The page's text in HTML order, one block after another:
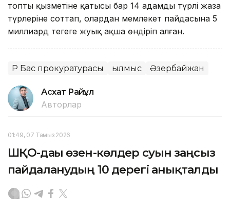
топтың қызметіне қатысы бар 14 адамды түрлі жаза
түрлеріне соттап, олардан мемлекет пайдасына 5
миллиард теңгеге жуық ақша өндіріп алған.
ҚР Бас прокуратурасы Қылмыс Әзербайжан
Асхат Райқұл
Авторлар
01:49, 07 Тамыз 2026
ШҚО-дағы өзен-көлдер суын заңсыз
пайдаланудың 10 дерегі анықталды